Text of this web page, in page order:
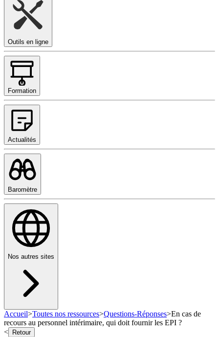
Outils en ligne
Formation
Actualités
Baromètre
Nos autres sites
Accueil>Toutes nos ressources>Questions-Réponses>En cas de
recours au personnel intérimaire, qui doit fournir les EPI ?
<
Retour